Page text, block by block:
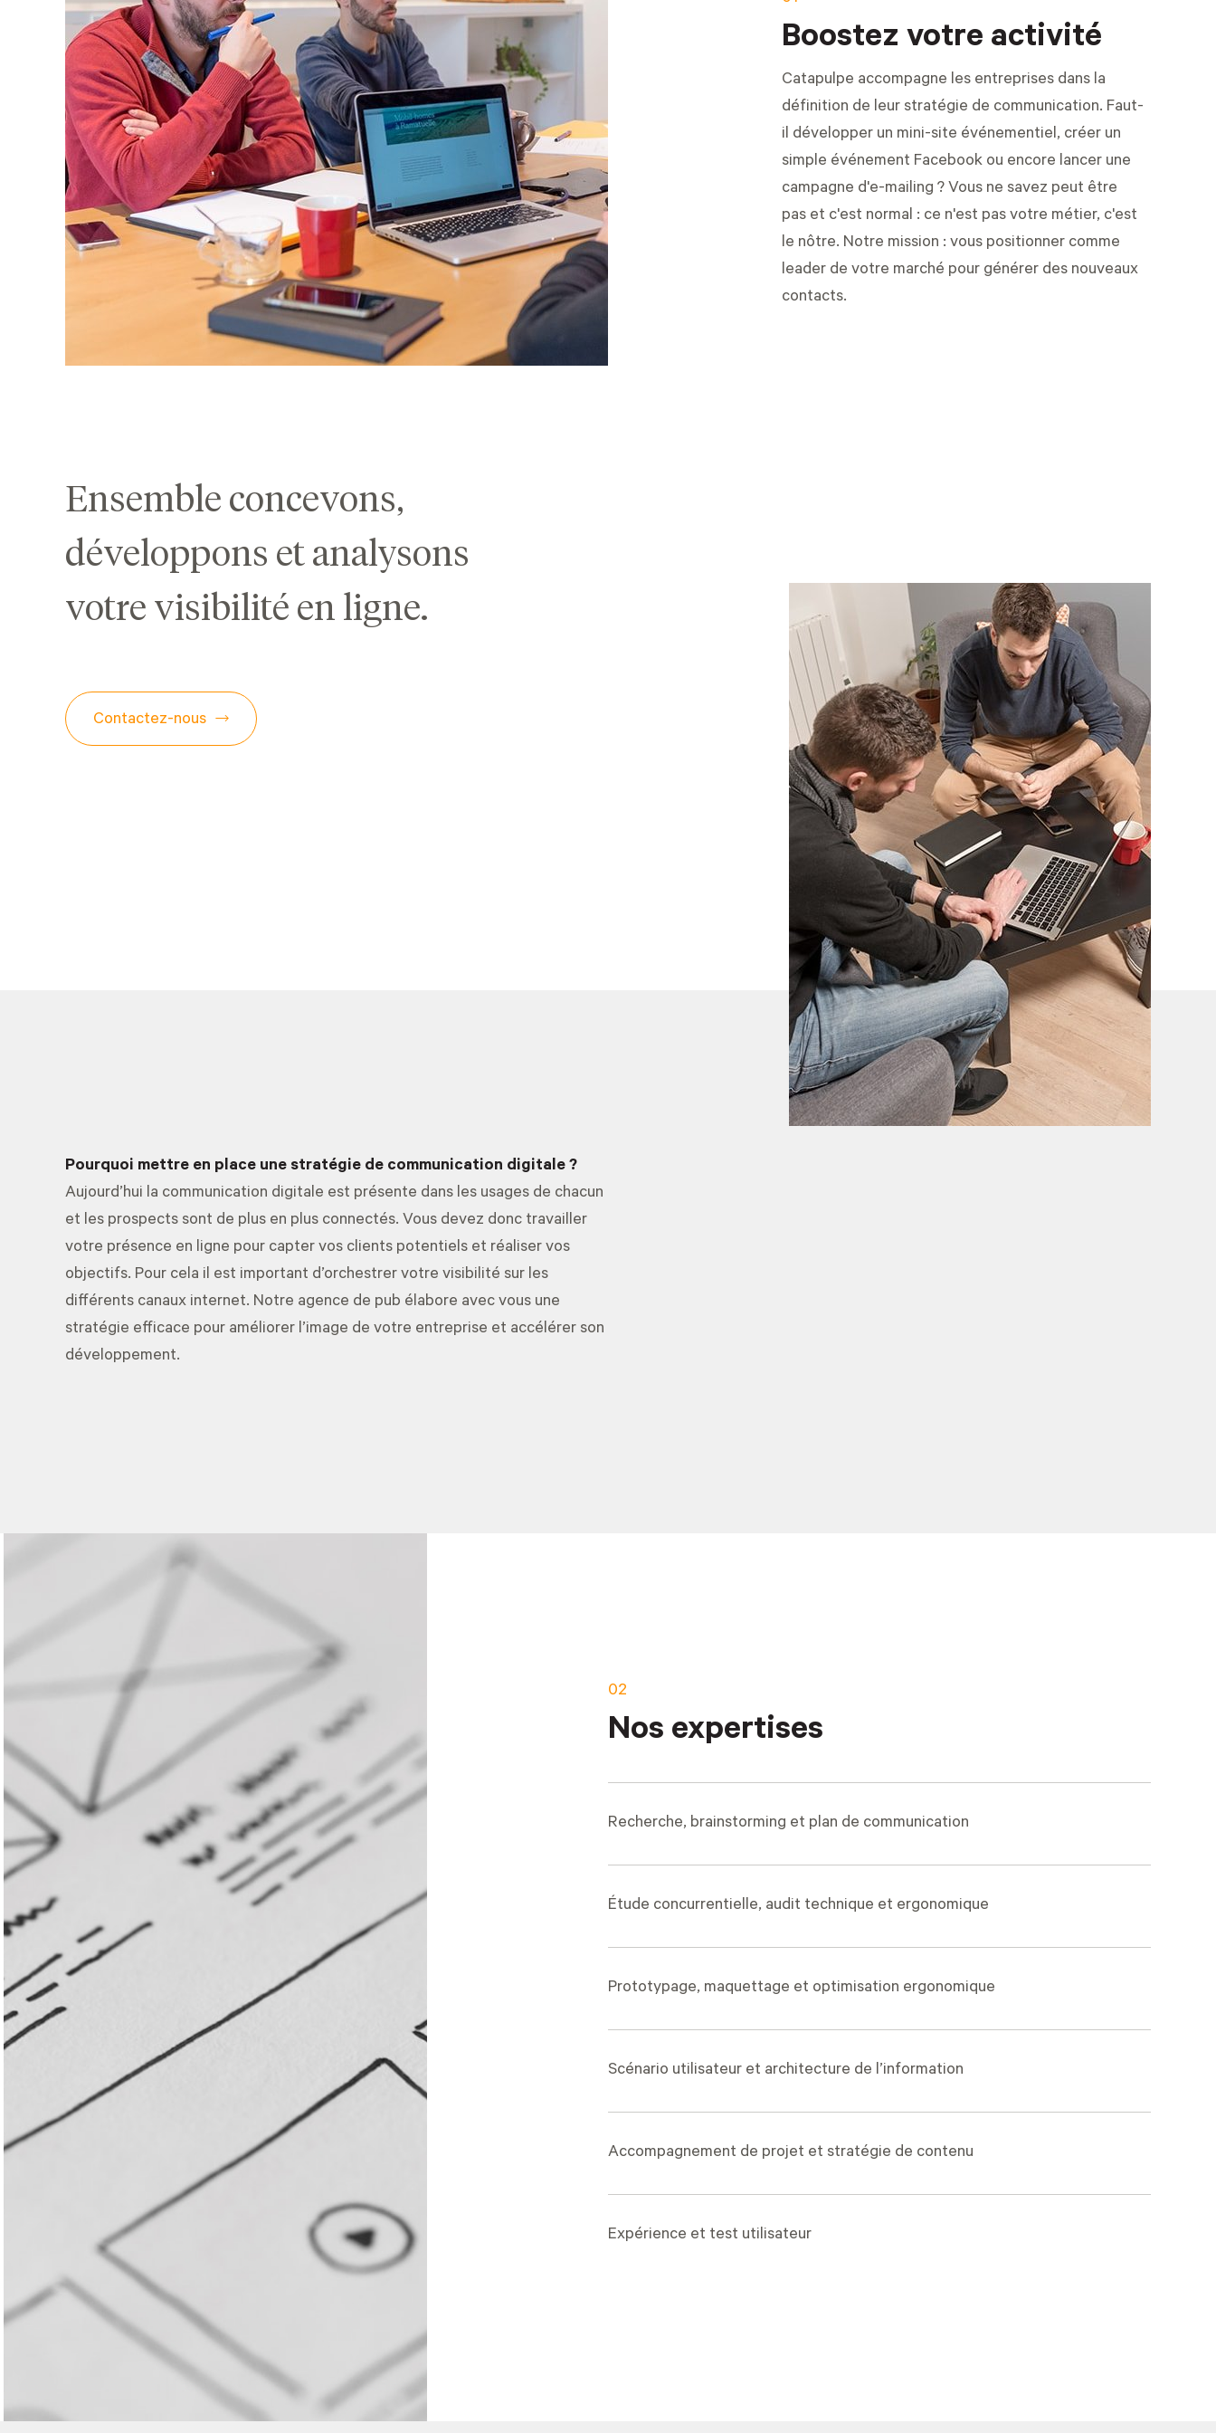
Boostez votre activité
Catapulpe accompagne les entreprises dans la
définition de leur stratégie de communication. Faut-
il développer un mini-site événementiel, créer un
simple événement Facebook ou encore lancer une
campagne d'e-mailing ? Vous ne savez peut être
pas et c'est normal : ce n'est pas votre métier, c'est
le nôtre. Notre mission : vous positionner comme
leader de votre marché pour générer des nouveaux
contacts.
Ensemble concevons,
développons et analysons
votre visibilité en ligne.
Contactez-nous
Pourquoi mettre en place une stratégie de communication digitale ?
Aujourd’hui la communication digitale est présente dans les usages de chacun
et les prospects sont de plus en plus connectés. Vous devez donc travailler
votre présence en ligne pour capter vos clients potentiels et réaliser vos
objectifs. Pour cela il est important d’orchestrer votre visibilité sur les
différents canaux internet. Notre agence de pub élabore avec vous une
stratégie efficace pour améliorer l’image de votre entreprise et accélérer son
développement.
02
Nos expertises
Recherche, brainstorming et plan de communication
Étude concurrentielle, audit technique et ergonomique
Prototypage, maquettage et optimisation ergonomique
Scénario utilisateur et architecture de l’information
Accompagnement de projet et stratégie de contenu
Expérience et test utilisateur